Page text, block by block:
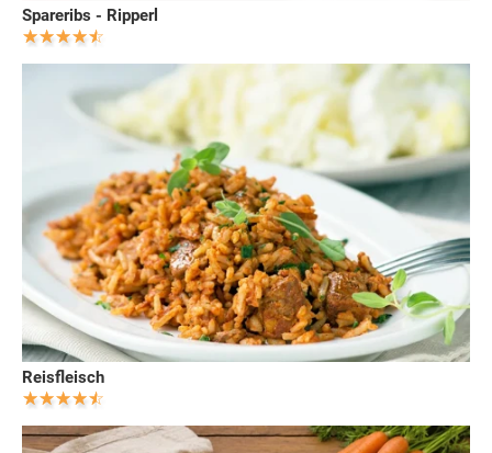
Spareribs - Ripperl
Reisfleisch